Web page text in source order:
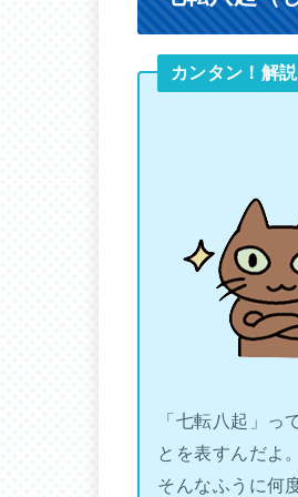
カンタン！解説
「七転八起」
とを表すんだよ
そんなふうに何